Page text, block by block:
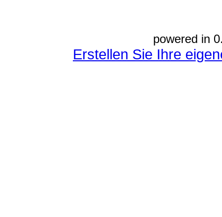
powered in
Erstellen Sie Ihre